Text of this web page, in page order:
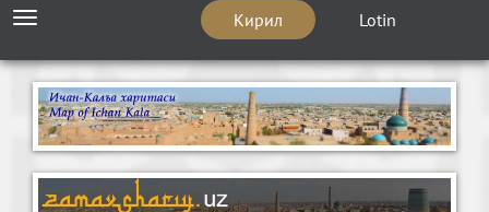
Кирил Lotin
Toggle